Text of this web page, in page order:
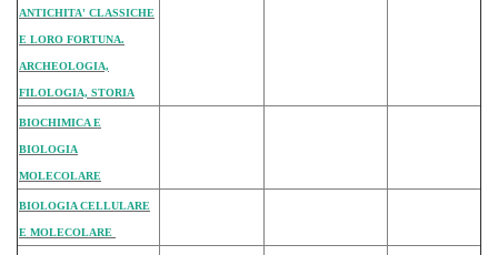
ANTICHITA' CLASSICHE
E LORO FORTUNA.
ARCHEOLOGIA,
FILOLOGIA, STORIA
BIOCHIMICA E
BIOLOGIA
MOLECOLARE
BIOLOGIA CELLULARE
E MOLECOLARE